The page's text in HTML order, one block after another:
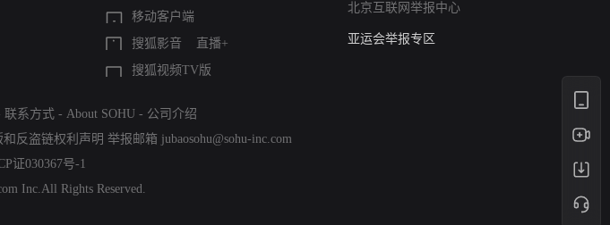
移动客户端
搜狐影音
直播+
搜狐视频TV版
北京互联网举报中心
算法推荐专项举报
亚运会举报专区
联系方式 - About SOHU - 公司介绍
和反盗链权利声明 举报邮箱 jubaosohu@sohu-inc.com
证030367号-1
Inc.All Rights Reserved.